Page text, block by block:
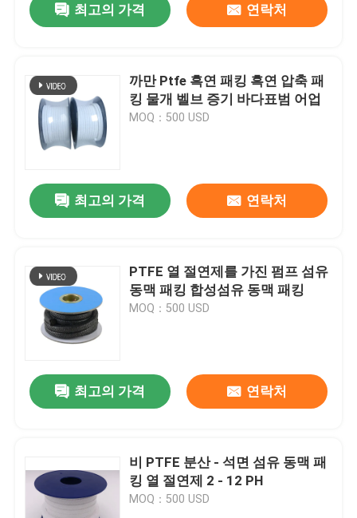
제품
회사 소개
공장 견학
문의하기
고무 오일 씰
트럭 오일 시일
최고의 가격 연락처
까만 Ptfe 흑연 패킹 흑연 압축 패
킹 물개 벨브 증기 바다표범 어업
MOQ：500 USD
최고의 가격 연락처
PTFE 열 절연제를 가진 펌프 섬유
동맥 패킹 합성섬유 동맥 패킹
MOQ：500 USD
최고의 가격 연락처
비 PTFE 분산 - 석면 섬유 동맥 패
킹 열 절연제 2 - 12 PH
MOQ：500 USD